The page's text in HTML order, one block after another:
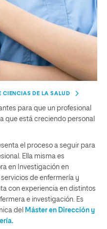
CIENCIAS DE LA SALUD
para que un profesional
que está creciendo personal
el proceso a seguir para
Ella misma es
en Investigación en
de enfermería y
con experiencia en distintos
e investigación. Es
del Máster en Dirección y